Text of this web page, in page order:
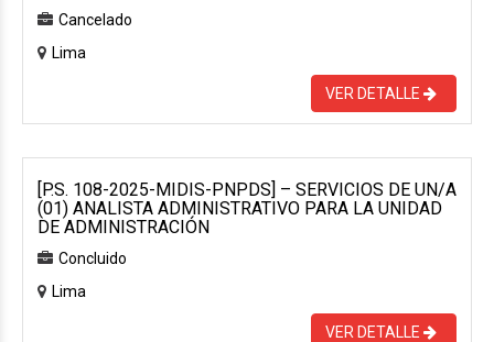
Cancelado
Lima
VER DETALLE
[P.S. 108-2025-MIDIS-PNPDS] – SERVICIOS DE UN/A
(01) ANALISTA ADMINISTRATIVO PARA LA UNIDAD
DE ADMINISTRACIÓN
Concluido
Lima
VER DETALLE